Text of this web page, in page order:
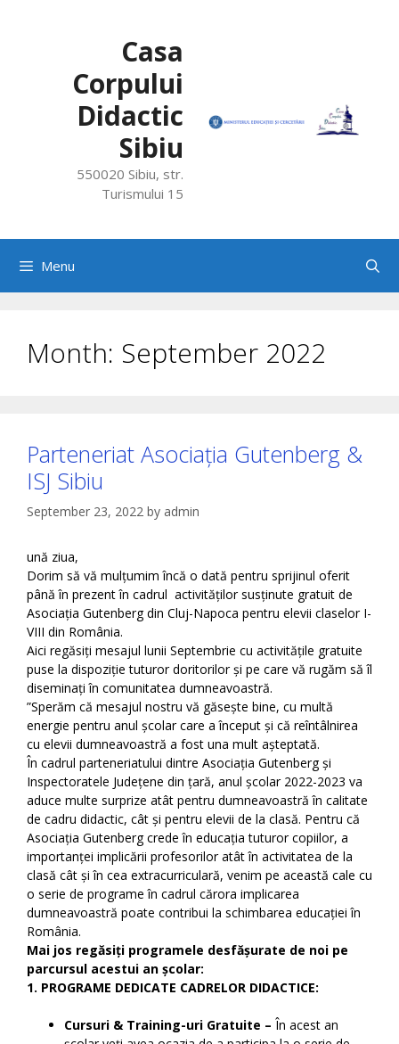
Casa
Corpului
Didactic
Sibiu
550020 Sibiu, str.
Turismului 15
Menu
Month: September 2022
Parteneriat Asociația Gutenberg &
ISJ Sibiu
September 23, 2022 by admin
ună ziua,
Dorim să vă mulțumim încă o dată pentru sprijinul oferit
până în prezent în cadrul activităților susținute gratuit de
Asociația Gutenberg din Cluj-Napoca pentru elevii claselor I-
VIII din România.
Aici regăsiți mesajul lunii Septembrie cu activitățile gratuite
puse la dispoziție tuturor doritorilor și pe care vă rugăm să îl
diseminați în comunitatea dumneavoastră.
”Sperăm că mesajul nostru vă găsește bine, cu multă
energie pentru anul școlar care a început și că reîntâlnirea
cu elevii dumneavoastră a fost una mult așteptată.
În cadrul parteneriatului dintre Asociația Gutenberg și
Inspectoratele Județene din țară, anul școlar 2022-2023 va
aduce multe surprize atât pentru dumneavoastră în calitate
de cadru didactic, cât și pentru elevii de la clasă. Pentru că
Asociația Gutenberg crede în educația tuturor copiilor, a
importanței implicării profesorilor atât în activitatea de la
clasă cât și în cea extracurriculară, venim pe această cale cu
o serie de programe în cadrul cărora implicarea
dumneavoastră poate contribui la schimbarea educației în
România.
Mai jos regăsiți programele desfășurate de noi pe
parcursul acestui an școlar:
1. PROGRAME DEDICATE CADRELOR DIDACTICE:
Cursuri & Training-uri Gratuite – În acest an